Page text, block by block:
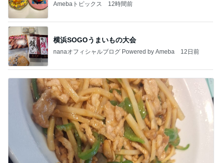
Amebaトピックス 12時間前
横浜SOGOうまいもの大会
nanaオフィシャルブログ Powered by Ameba 12日前